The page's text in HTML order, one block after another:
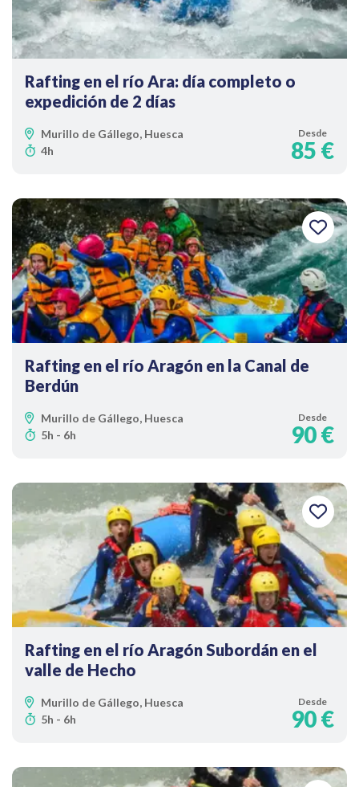
Rafting en el río Ara: día completo o
expedición de 2 días
Murillo de Gállego, Huesca
4h
Desde
85 €
Rafting en el río Aragón en la Canal de
Berdún
Murillo de Gállego, Huesca
5h - 6h
Desde
90 €
Rafting en el río Aragón Subordán en el
valle de Hecho
Murillo de Gállego, Huesca
5h - 6h
Desde
90 €